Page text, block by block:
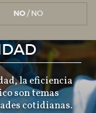
la eficiencia
son temas
cotidianas.
NO/ NO